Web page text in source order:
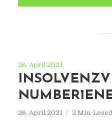
26. April 2021
26. April 2021 2 Min.